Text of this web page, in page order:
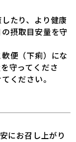
たり、より健康
摂取目安量を守
便（下痢）にな
守ってくださ
ください。
にお召し上がり